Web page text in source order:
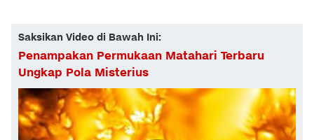
Saksikan Video di Bawah Ini:
Penampakan Permukaan Matahari Terbaru
Ungkap Pola Misterius